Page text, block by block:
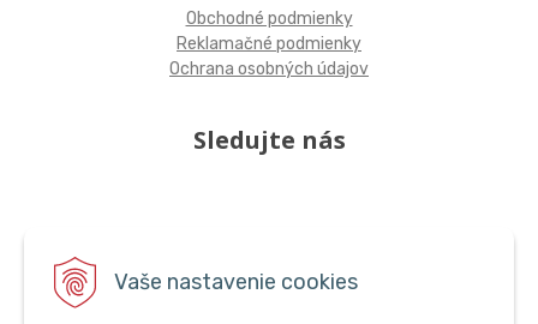
Vaše nastavenie cookies
Obchodné podmienky
Reklamačné podmienky
Ochrana osobných údajov
Sledujte nás